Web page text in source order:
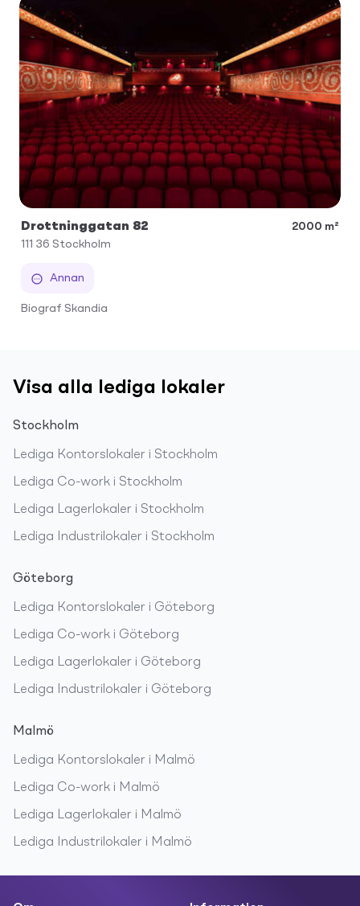
Drottninggatan 82
2000 m²
111 36 Stockholm
Annan
Biograf Skandia
Visa alla lediga lokaler
Stockholm
Lediga Kontorslokaler i Stockholm
Lediga Co-work i Stockholm
Lediga Lagerlokaler i Stockholm
Lediga Industrilokaler i Stockholm
Göteborg
Lediga Kontorslokaler i Göteborg
Lediga Co-work i Göteborg
Lediga Lagerlokaler i Göteborg
Lediga Industrilokaler i Göteborg
Malmö
Lediga Kontorslokaler i Malmö
Lediga Co-work i Malmö
Lediga Lagerlokaler i Malmö
Lediga Industrilokaler i Malmö